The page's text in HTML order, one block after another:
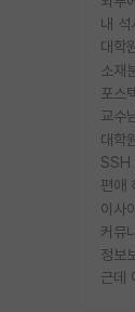
내 석
대학
소재
교수
대학
편애
이사
커뮤
근데